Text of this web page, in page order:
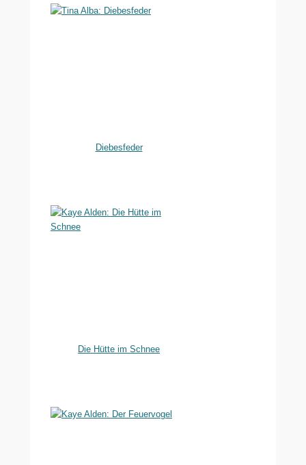
Diebesfeder
Die Hütte im Schnee